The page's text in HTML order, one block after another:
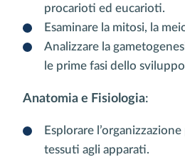
procarioti ed eucarioti.
Esaminare la mitosi, la
Analizzare la
le prime fasi dello
Anatomia e Fisiologia:
Esplorare
tessuti agli apparati.